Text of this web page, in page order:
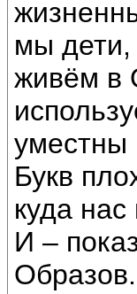
мы
живём в
уместны
Букв
куда нас
И –
Образов.